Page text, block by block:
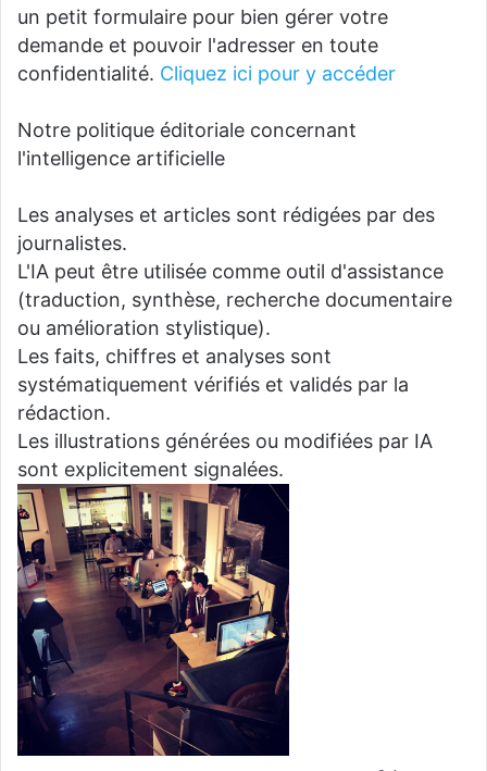
un petit formulaire pour bien gérer votre
demande et pouvoir l'adresser en toute
confidentialité. Cliquez ici pour y accéder
Notre politique éditoriale concernant
l'intelligence artificielle
Les analyses et articles sont rédigées par des
journalistes.
L'IA peut être utilisée comme outil d'assistance
(traduction, synthèse, recherche documentaire
ou amélioration stylistique).
Les faits, chiffres et analyses sont
systématiquement vérifiés et validés par la
rédaction.
Les illustrations générées ou modifiées par IA
sont explicitement signalées.